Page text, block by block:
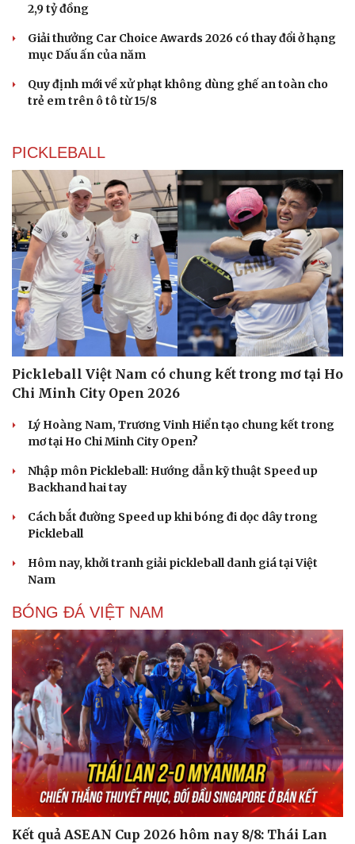
Du lịch
Tư vấn
check-in
Podcast
Cửa sổ tình yêu
2,9 tỷ đồng
Giải thưởng Car Choice Awards 2026 có thay đổi ở hạng
mục Dấu ấn của năm
Quy định mới về xử phạt không dùng ghế an toàn cho
trẻ em trên ô tô từ 15/8
PICKLEBALL
Pickleball Việt Nam có chung kết trong mơ tại Ho
Chi Minh City Open 2026
Lý Hoàng Nam, Trương Vinh Hiển tạo chung kết trong
mơ tại Ho Chi Minh City Open?
Nhập môn Pickleball: Hướng dẫn kỹ thuật Speed up
Backhand hai tay
Cách bắt đường Speed up khi bóng đi dọc dây trong
Pickleball
Hôm nay, khởi tranh giải pickleball danh giá tại Việt
Nam
BÓNG ĐÁ VIỆT NAM
Kết quả ASEAN Cup 2026 hôm nay 8/8: Thái Lan